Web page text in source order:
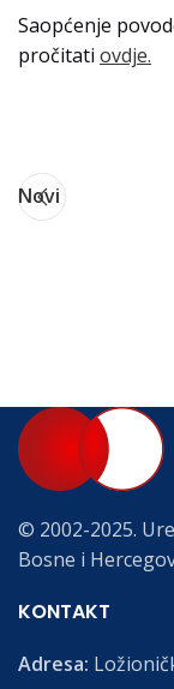
Saopćenje
pročitati ovdje.
Novi
© 2002-2025.
Bosne i
KONTAKT
Adresa: